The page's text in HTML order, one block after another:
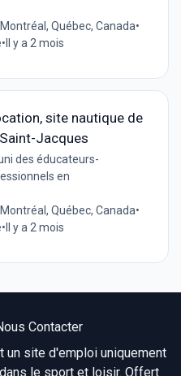
Montréal, Québec, Canada•
• Il y a 2 mois
site nautique de
Jacques
des éducateurs-
en
Montréal, Québec, Canada•
• Il y a 2 mois
Contacter
site d'emploi uniquement
le sport et loisir. Offert